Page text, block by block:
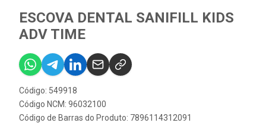
ESCOVA DENTAL SANIFILL KIDS
ADV TIME
Código: 549918
Código NCM: 96032100
Código de Barras do Produto: 7896114312091